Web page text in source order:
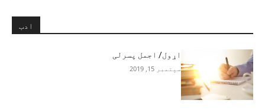
ادب
اړول/ اجمل پسرلی
سپتمبر 15, 2019